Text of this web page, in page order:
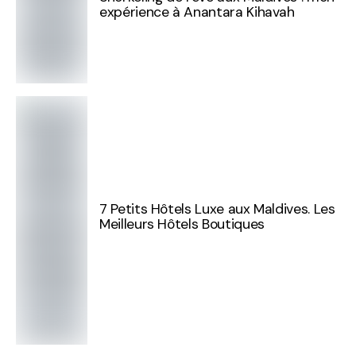
expérience à Anantara Kihavah
7 Petits Hôtels Luxe aux Maldives. Les
Meilleurs Hôtels Boutiques